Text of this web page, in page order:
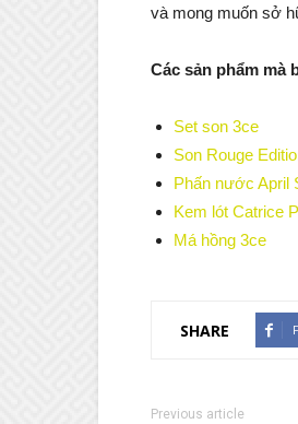
và mong muốn sở
Các sản phẩm mà
Set son 3ce
Son Rouge
Phấn nước April
Kem lót Catrice
Má hồng 3ce
SHARE
Previous article